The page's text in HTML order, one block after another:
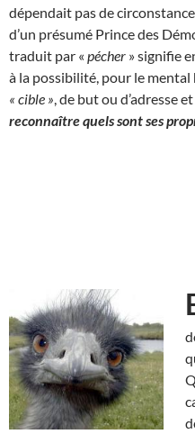
dépendait pas de
d’un présumé Prince des
traduit par « pécher » signifie
à la possibilité, pour le
« cible » , de but ou d’adresse
reconnaître quels sont ses